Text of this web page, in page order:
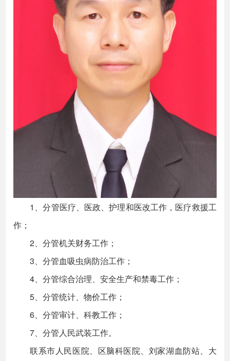
1、分管医疗、医政、护理和医改工作，医疗救援工
作；
2、分管机关财务工作；
3、分管血吸虫病防治工作；
4、分管综合治理、安全生产和禁毒工作；
5、分管统计、物价工作；
6、分管审计、科教工作；
7、分管人民武装工作。
联系市人民医院、区脑科医院、刘家湖血防站、大